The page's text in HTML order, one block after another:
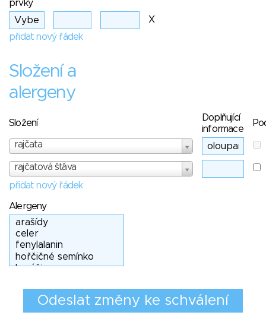
prvky
X
přidat nový řádek
Složení a
alergeny
Složení
Doplňující
informace
rajčata
rajčatová šťáva
přidat nový řádek
Alergeny